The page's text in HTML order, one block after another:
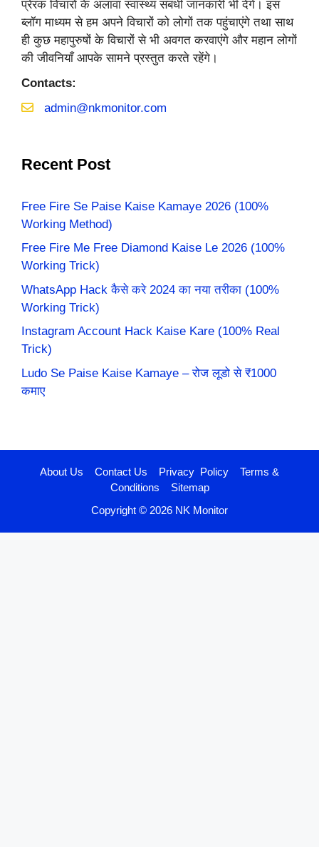
प्रेरक विचारों के अलावा स्वास्थ्य संबंधी जानकारी भी देंगे। इस
ब्लॉग माध्यम से हम अपने विचारों को लोगों तक पहुंचाएंगे तथा साथ
ही कुछ महापुरुषों के विचारों से भी अवगत करवाएंगे और महान लोगों
की जीवनियाँ आपके सामने प्रस्तुत करते रहेंगे।
Contacts:
admin@nkmonitor.com
Recent Post
Free Fire Se Paise Kaise Kamaye 2026 (100%
Working Method)
Free Fire Me Free Diamond Kaise Le 2026 (100%
Working Trick)
WhatsApp Hack कैसे करे 2024 का नया तरीका (100%
Working Trick)
Instagram Account Hack Kaise Kare (100% Real
Trick)
Ludo Se Paise Kaise Kamaye – रोज लूडो से ₹1000
कमाए
About Us Contact Us Privacy Policy
Terms &
Conditions
Sitemap
Copyright © 2026 NK Monitor